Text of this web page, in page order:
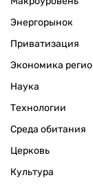
Энергорынок
Приватизация
Экономика
Наука
Технологии
Среда обитания
Церковь
Культура